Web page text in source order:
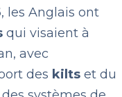
, les Anglais ont
qui visaient à
avec
des kiltset du